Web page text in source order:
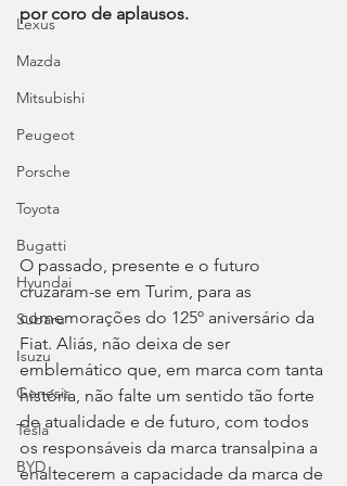
Lexus
Mazda
Mitsubishi
Peugeot
Porsche
Toyota
Bugatti
Hyundai
Subaru
Isuzu
Genesis
Tesla
BYD
por coro de aplausos.
O passado, presente e o futuro
cruzaram-se em Turim, para as
comemorações do 125º aniversário da
Fiat. Aliás, não deixa de ser
emblemático que, em marca com tanta
história, não falte um sentido tão forte
de atualidade e de futuro, com todos
os responsáveis da marca transalpina a
enaltecerem a capacidade da marca de